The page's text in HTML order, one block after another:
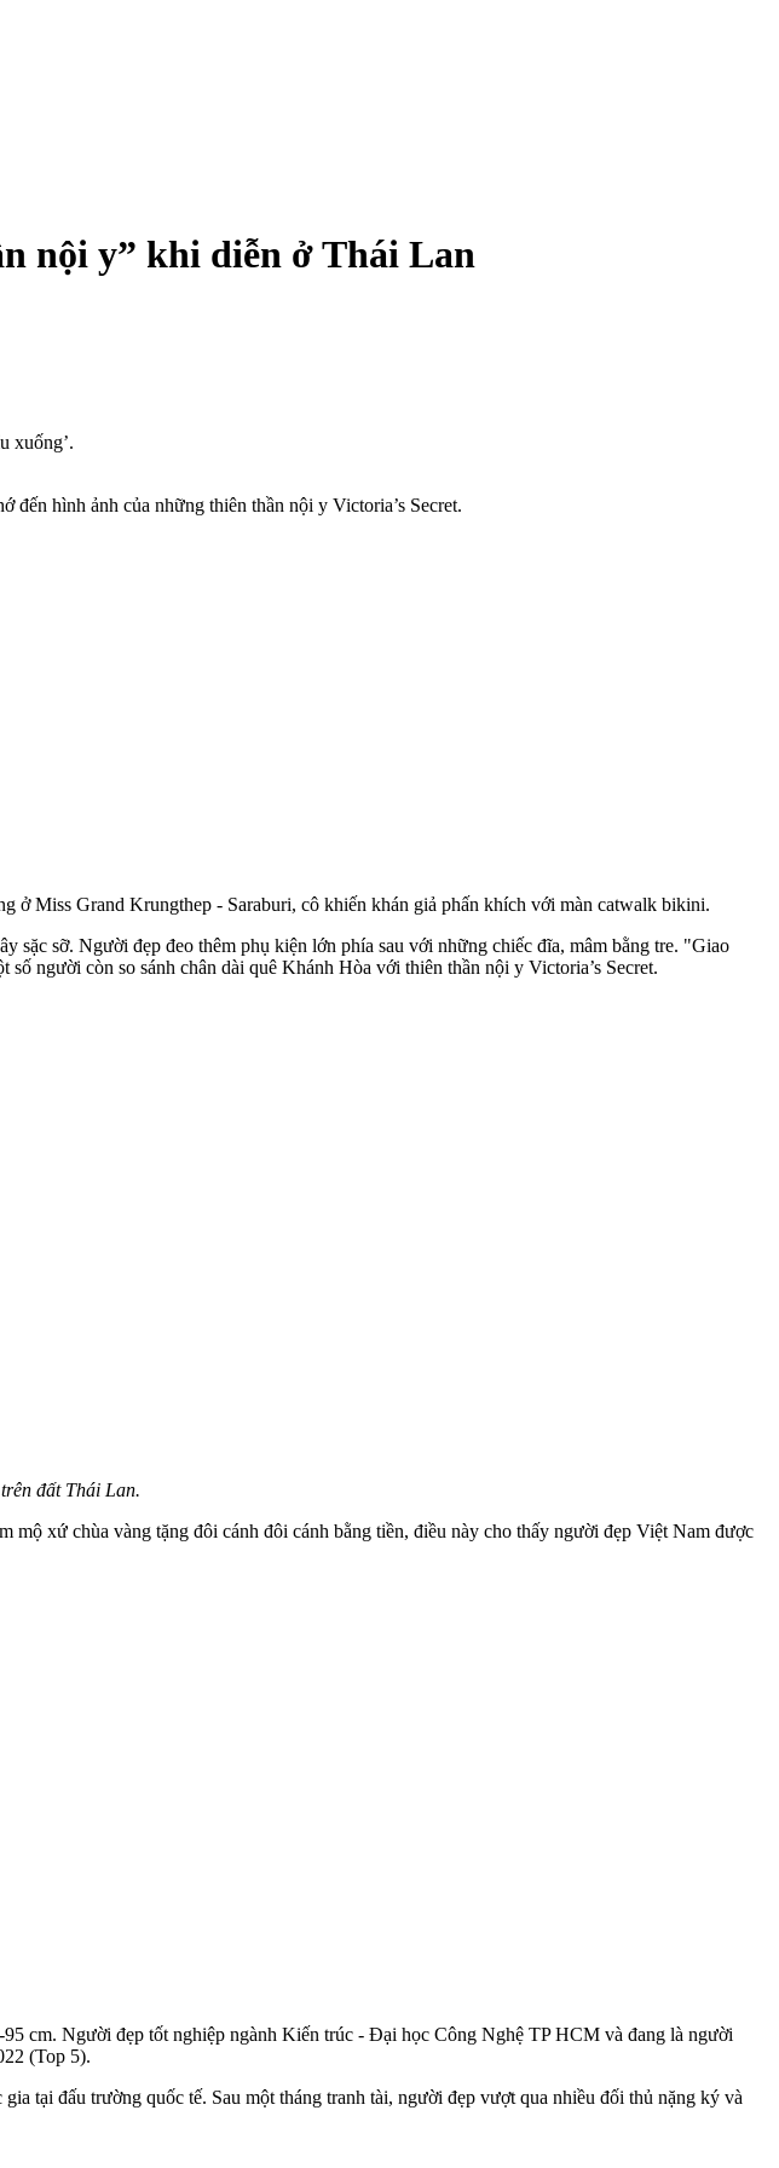
nội y” khi diễn ở Thái Lan
xuống’.
hình ảnh của những thiên thần nội y Victoria’s Secret.
ở Miss Grand Krungthep - Saraburi, cô khiến khán giả phấn khích với màn catwalk bikini.
sặc sỡ. Người đẹp đeo thêm phụ kiện lớn phía sau với những chiếc đĩa, mâm bằng tre. "Giao
người còn so sánh chân dài quê Khánh Hòa với thiên thần nội y Victoria’s Secret.
đất Thái Lan.
xứ chùa vàng tặng đôi cánh đôi cánh bằng tiền, điều này cho thấy người đẹp Việt Nam được
cm. Người đẹp tốt nghiệp ngành Kiến trúc - Đại học Công Nghệ TP HCM và đang là người
(Top 5).
tại đấu trường quốc tế. Sau một tháng tranh tài, người đẹp vượt qua nhiều đối thủ nặng ký và